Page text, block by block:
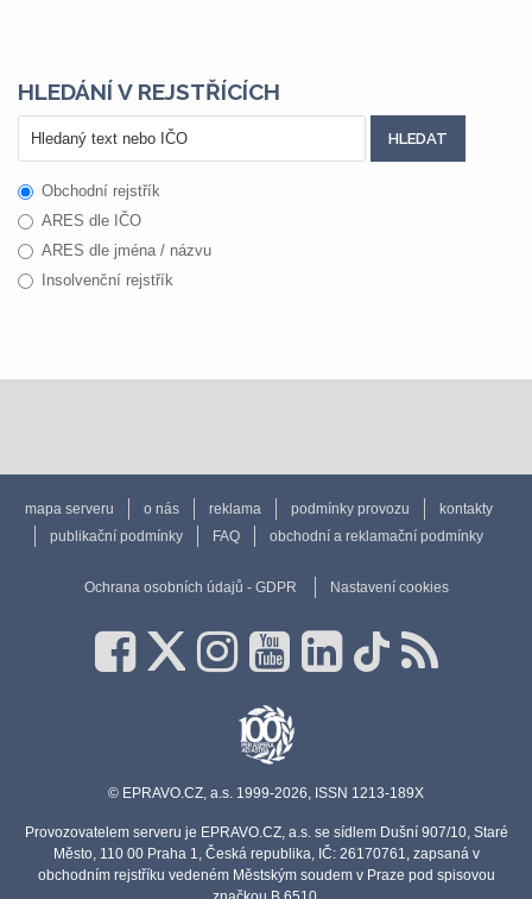
HLEDÁNÍ V REJSTŘÍCÍCH
Obchodní rejstřík
ARES dle IČO
ARES dle jména / názvu
Insolvenční rejstřík
mapa serveru o nás reklama podmínky provozu
kontakty
publikační podmínky
FAQ obchodní a reklamační podmínky
Ochrana osobních údajů - GDPR Nastavení cookies
© EPRAVO.CZ, a.s. 1999-2026, ISSN 1213-189X
Provozovatelem serveru je EPRAVO.CZ, a.s. se sídlem Dušní 907/10, Staré
Město, 110 00 Praha 1, Česká republika, IČ: 26170761, zapsaná v
obchodním rejstříku vedeném Městským soudem v Praze pod spisovou